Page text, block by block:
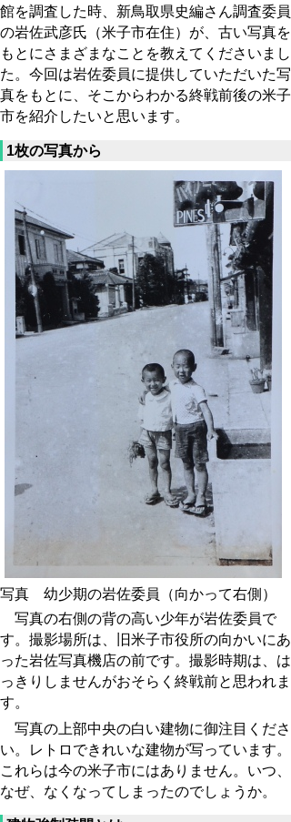
館を調査した時、新鳥取県史編さん調査委員
の岩佐武彦氏（米子市在住）が、古い写真を
もとにさまざまなことを教えてくださいまし
た。今回は岩佐委員に提供していただいた写
真をもとに、そこからわかる終戦前後の米子
市を紹介したいと思います。
1枚の写真から
写真 幼少期の岩佐委員（向かって右側）
写真の右側の背の高い少年が岩佐委員で
す。撮影場所は、旧米子市役所の向かいにあ
った岩佐写真機店の前です。撮影時期は、は
っきりしませんがおそらく終戦前と思われま
す。
写真の上部中央の白い建物に御注目くださ
い。レトロできれいな建物が写っています。
これらは今の米子市にはありません。いつ、
なぜ、なくなってしまったのでしょうか。